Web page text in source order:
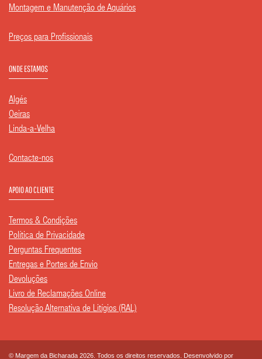
Montagem e Manutenção de Aquários
Preços para Profissionais
ONDE ESTAMOS
Algés
Oeiras
Linda-a-Velha
Contacte-nos
APOIO AO CLIENTE
Termos & Condições
Política de Privacidade
Perguntas Frequentes
Entregas e Portes de Envio
Devoluções
Livro de Reclamações Online
Resolução Alternativa de Litígios (RAL)
© Margem da Bicharada 2026. Todos os direitos reservados. Desenvolvido por